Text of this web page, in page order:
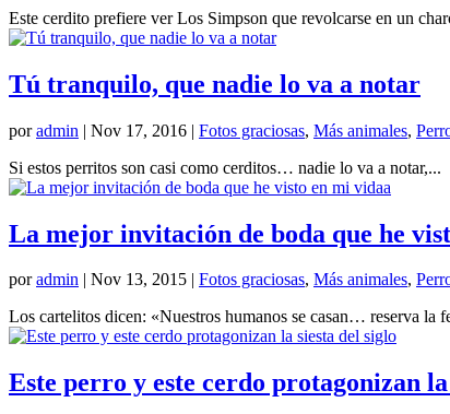
Este cerdito prefiere ver Los Simpson que revolcarse en un
Tú tranquilo, que nadie lo va a notar
poradmin | Nov 17, 2016 | Fotos graciosas, Más animales,
Si estos perritos son casi como cerditos… nadie lo va a notar,...
La mejor invitación de boda que he
poradmin | Nov 13, 2015 | Fotos graciosas, Más animales,
Los cartelitos dicen: «Nuestros humanos se casan… reserva la
Este perro y este cerdo protagonizan